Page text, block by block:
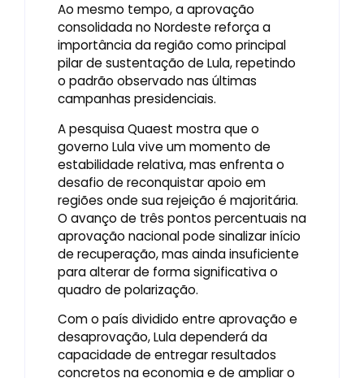
Ao mesmo tempo, a aprovação
consolidada no Nordeste reforça a
importância da região como principal
pilar de sustentação de Lula, repetindo
o padrão observado nas últimas
campanhas presidenciais.
A pesquisa Quaest mostra que o
governo Lula vive um momento de
estabilidade relativa, mas enfrenta o
desafio de reconquistar apoio em
regiões onde sua rejeição é majoritária.
O avanço de três pontos percentuais na
aprovação nacional pode sinalizar início
de recuperação, mas ainda insuficiente
para alterar de forma significativa o
quadro de polarização.
Com o país dividido entre aprovação e
desaprovação, Lula dependerá da
capacidade de entregar resultados
concretos na economia e de ampliar o